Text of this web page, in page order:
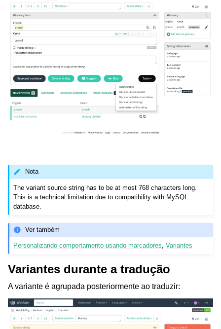
Nota
The variant source string has to be at most 768 characters long.
This is a technical limitation due to compatibility with MySQL
database.
Ver também
Personalizando comportamento usando marcadores,Variantes
Variantes durante a tradução
A variante é agrupada posteriormente ao traduzir: